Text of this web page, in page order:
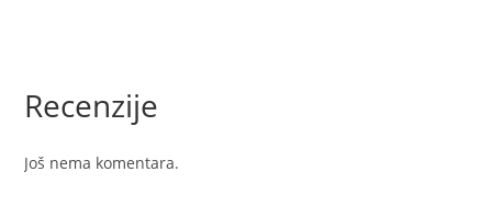
Recenzije
Još nema komentara.